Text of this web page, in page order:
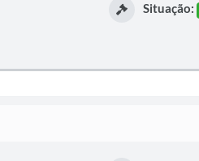
Situação: